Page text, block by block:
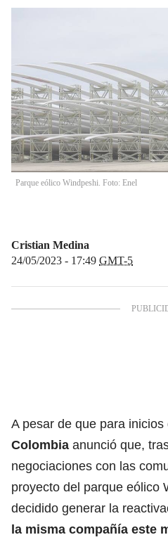
Parque eólico Windpeshi. Foto: Enel
Cristian Medina
24/05/2023 - 17:49 GMT-5
A pesar de que para
Colombia anunció que,
negociaciones con las
proyecto del parque eólico
decidido generar la
la misma compañía este